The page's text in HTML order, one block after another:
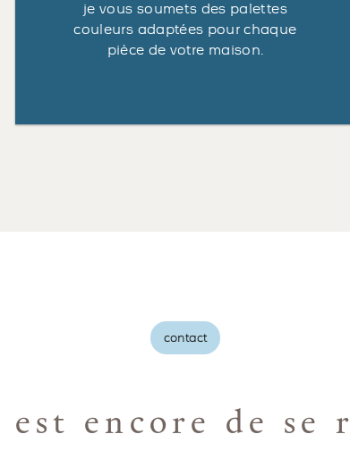
je vous soumets des palettes
couleurs adaptées pour chaque
pièce de votre maison.
contact
est encore de se